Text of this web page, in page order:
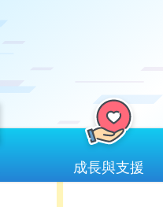
成長與支援